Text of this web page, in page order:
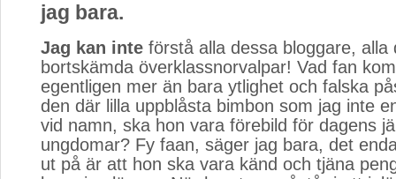
jag bara.
Jag kan inte förstå alla dessa bloggare, alla
bortskämda överklassnorvalpar! Vad fan
egentligen mer än bara ytlighet och falska
den där lilla uppblåsta bimbon som jag inte
vid namn, ska hon vara förebild för dagens
ungdomar? Fy faan, säger jag bara, det
ut på är att hon ska vara känd och tjäna